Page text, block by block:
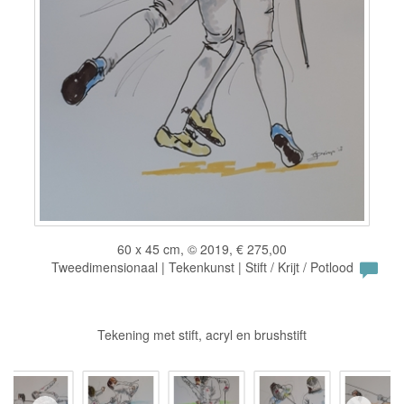
60 x 45 cm, © 2019, € 275,00
Tweedimensionaal | Tekenkunst | Stift / Krijt / Potlood
Tekening met stift, acryl en brushstift